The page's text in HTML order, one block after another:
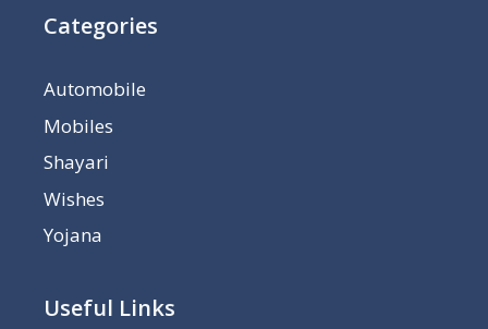
Categories
Automobile
Mobiles
Shayari
Wishes
Yojana
Useful Links